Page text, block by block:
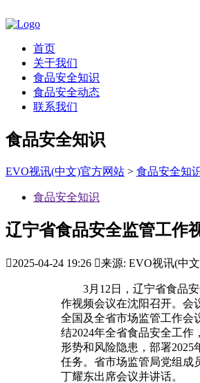
首页
关于我们
食品安全知识
食品安全动态
联系我们
食品安全知识
EVO视讯(中文)官方网站 > 食品安全知
食品安全知识
辽宁省食品安全监管工作
2025-04-24 19:26 来源: EVO视讯(中
3月12日，辽宁省食品安
作视频会议在沈阳召开。会
全国及全省市场监管工作会
结2024年全省食品安全工作
形势和风险隐患，部署2025
任务。省市场监管局党组成
丁耀东出席会议并讲话。